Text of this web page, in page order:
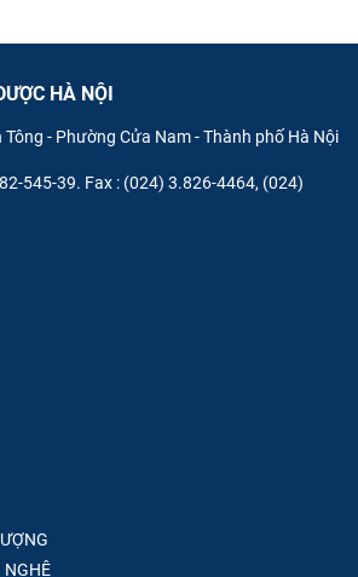
HÀ NỘI
Tông - Phường Cửa Nam - Thành phố Hà Nội
545-39. Fax : (024) 3.826-4464, (024)
NGHỆ